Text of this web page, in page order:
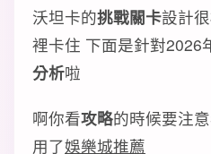
沃坦卡的挑戰關卡設計
裡卡住 下面是針對2026
分析啦
啊你看攻略的時候要注
用了娛樂城推薦